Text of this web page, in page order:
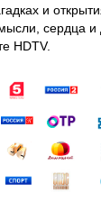
и
сердца
HDTV.